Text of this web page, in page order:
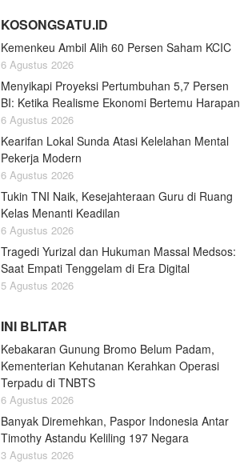
KOSONGSATU.ID
Kemenkeu Ambil Alih 60 Persen Saham KCIC
6 Agustus 2026
Menyikapi Proyeksi Pertumbuhan 5,7 Persen
BI: Ketika Realisme Ekonomi Bertemu Harapan
6 Agustus 2026
Kearifan Lokal Sunda Atasi Kelelahan Mental
Pekerja Modern
6 Agustus 2026
Tukin TNI Naik, Kesejahteraan Guru di Ruang
Kelas Menanti Keadilan
6 Agustus 2026
Tragedi Yurizal dan Hukuman Massal Medsos:
Saat Empati Tenggelam di Era Digital
5 Agustus 2026
INI BLITAR
Kebakaran Gunung Bromo Belum Padam,
Kementerian Kehutanan Kerahkan Operasi
Terpadu di TNBTS
6 Agustus 2026
Banyak Diremehkan, Paspor Indonesia Antar
Timothy Astandu Keliling 197 Negara
3 Agustus 2026